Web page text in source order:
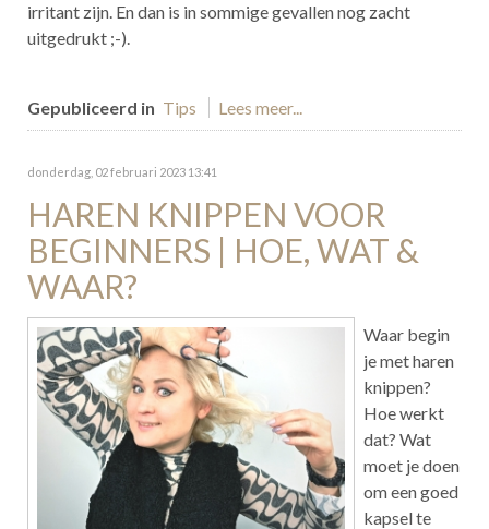
irritant zijn. En dan is in sommige gevallen nog zacht
uitgedrukt ;-).
Gepubliceerd in Tips Lees meer...
donderdag, 02 februari 2023 13:41
HAREN KNIPPEN VOOR
BEGINNERS | HOE, WAT &
WAAR?
Waar begin
je met haren
knippen?
Hoe werkt
dat? Wat
moet je doen
om een goed
kapsel te